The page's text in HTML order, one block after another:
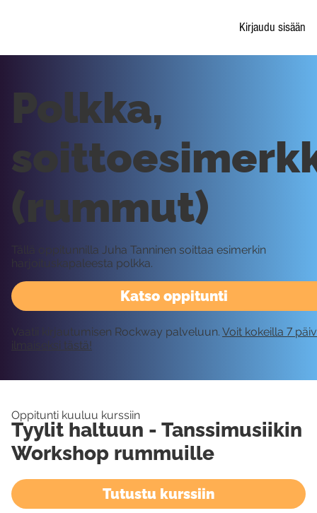
Kirjaudu sisään
Katso oppitunti
Polkka,
(rummut)
Tällä oppitunnilla Juha Tanninen soittaa esimerkin
harjoituskapaleesta polkka.
Vaatii kirjautumisen Rockway palveluun. Voit kokeilla 7
ilmaiseksi tästä!
Oppitunti kuuluu kurssiin
Tyylit haltuun - Tanssimusiikin
Workshop rummuille
Tutustu kurssiin